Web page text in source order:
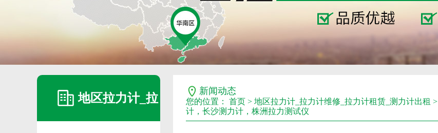
地区拉力计_拉
新闻动态
您的位置： 首页 > 地区拉力计_拉力计维修_拉力计租赁_测力计出租 >
计，长沙测力计，株洲拉力测试仪